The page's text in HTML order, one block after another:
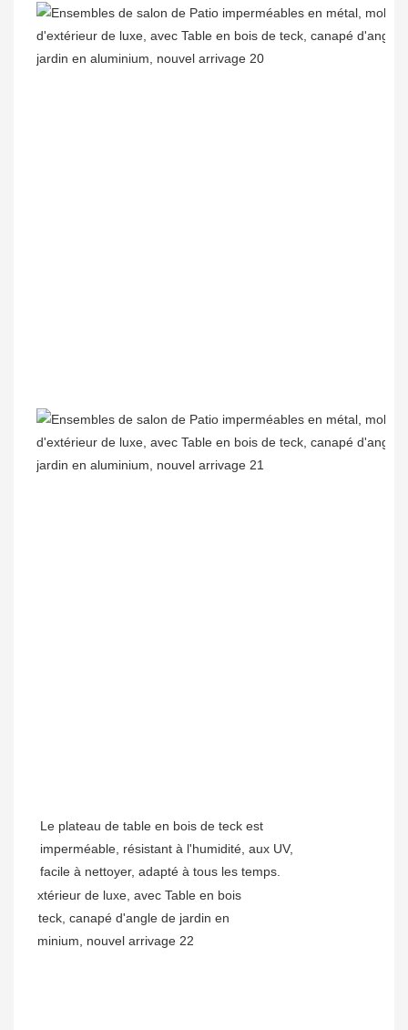
Le plateau de table en bois de teck est
imperméable, résistant à l'humidité, aux UV,
facile à nettoyer, adapté à tous les temps.